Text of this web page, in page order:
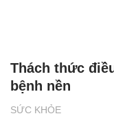
SỨC KHỎE
Thách thức
bệnh nền